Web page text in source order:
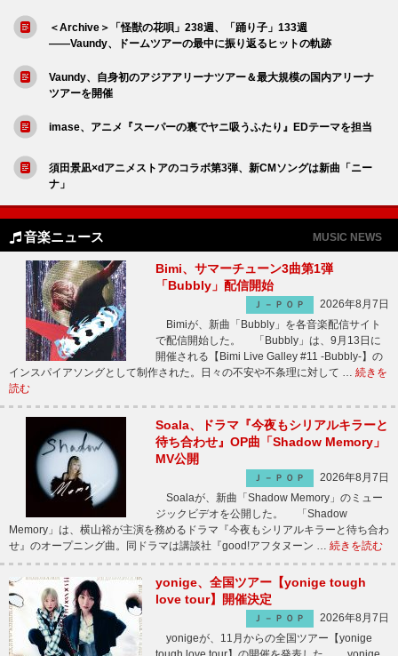
＜Archive＞「怪獣の花唄」238週、「踊り子」133週
――Vaundy、ドームツアーの最中に振り返るヒットの軌跡
Vaundy、自身初のアジアアリーナツアー＆最大規模の国内アリーナ
ツアーを開催
imase、アニメ『スーパーの裏でヤニ吸うふたり』EDテーマを担当
須田景凪×dアニメストアのコラボ第3弾、新CMソングは新曲「ニー
ナ」
音楽ニュース MUSIC NEWS
Bimi、サマーチューン3曲第1弾
「Bubbly」配信開始
Ｊ－ＰＯＰ
2026年8月7日
Bimiが、新曲「Bubbly」を各音楽配信サイト
で配信開始した。 「Bubbly」は、9月13日に
開催される【Bimi Live Galley #11 -Bubbly-】の
インスパイアソングとして制作された。日々の不安や不条理に対して … 続きを
読む
Soala、ドラマ『今夜もシリアルキラーと
待ち合わせ』OP曲「Shadow Memory」
MV公開
Ｊ－ＰＯＰ
2026年8月7日
Soalaが、新曲「Shadow Memory」のミュー
ジックビデオを公開した。 「Shadow
Memory」は、横山裕が主演を務めるドラマ『今夜もシリアルキラーと待ち合わ
せ』のオープニング曲。同ドラマは講談社『good!アフタヌーン … 続きを読む
yonige、全国ツアー【yonige tough
love tour】開催決定
Ｊ－ＰＯＰ
2026年8月7日
yonigeが、11月からの全国ツアー【yonige